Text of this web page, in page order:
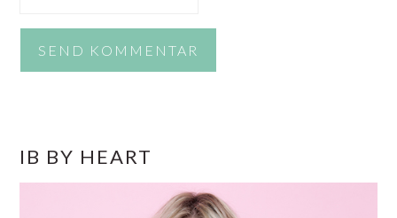
SIDEBAR
IB BY HEART